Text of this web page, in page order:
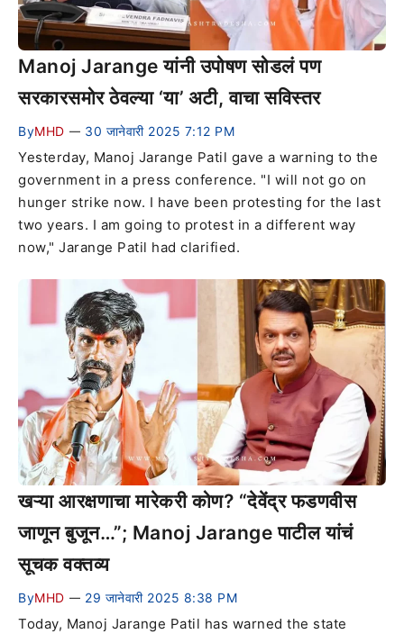
Manoj Jarange यांनी उपोषण सोडलं पण
सरकारसमोर ठेवल्या ‘या’ अटी, वाचा सविस्तर
ByMHD — 30 जानेवारी 2025 7:12 PM
Yesterday, Manoj Jarange Patil gave a warning to the
government in a press conference. "I will not go on
hunger strike now. I have been protesting for the last
two years. I am going to protest in a different way
now," Jarange Patil had clarified.
खऱ्या आरक्षणाचा मारेकरी कोण? “देवेंद्र फडणवीस
जाणून बुजून…”; Manoj Jarange पाटील यांचं
सूचक वक्तव्य
ByMHD — 29 जानेवारी 2025 8:38 PM
Today, Manoj Jarange Patil has warned the state